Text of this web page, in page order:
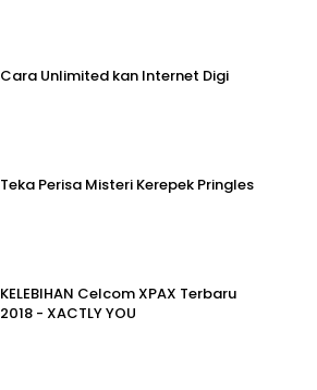
Cara Unlimited kan Internet Digi
Teka Perisa Misteri Kerepek Pringles
KELEBIHAN Celcom XPAX Terbaru
2018 - XACTLY YOU